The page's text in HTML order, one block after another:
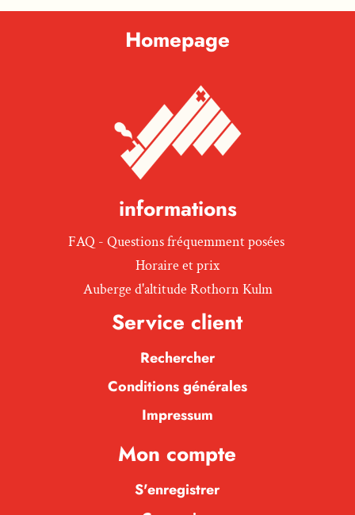
Homepage
informations
FAQ - Questions fréquemment posées
Horaire et prix
Auberge d'altitude Rothorn Kulm
Service client
Rechercher
Conditions générales
Impressum
Mon compte
S'enregistrer